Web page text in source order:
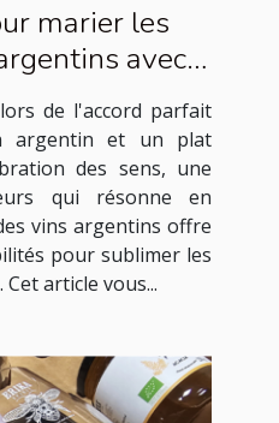
marier les
avec
exquis
de l'accord parfait
argentin et un plat
des sens, une
qui résonne en
vins argentins offre
pour sublimer les
article vous...